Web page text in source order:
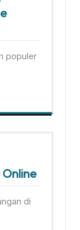
populer
di